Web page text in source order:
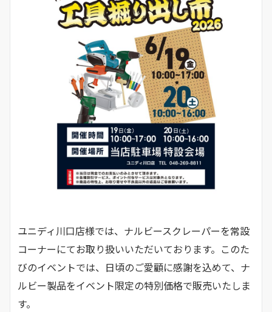
ユニディ川口店様では、ナルビースクレーパーを常設
コーナーにてお取り扱いいただいております。このた
びのイベントでは、日頃のご愛顧に感謝を込めて、ナ
ルビー製品をイベント限定の特別価格で販売いたしま
す。